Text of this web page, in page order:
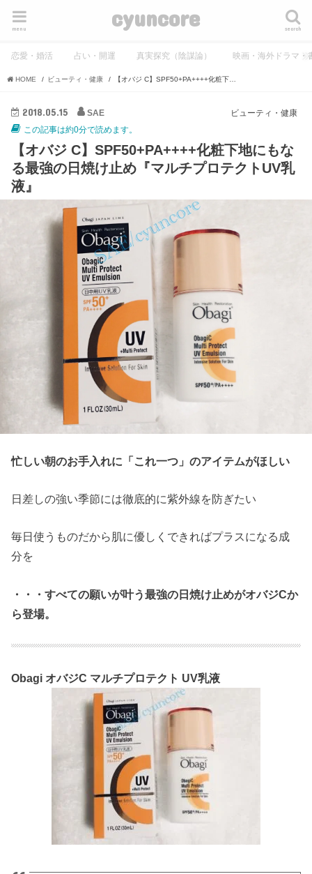
cyuncore search
menu
恋愛・婚活 占い・開運 真実探究（陰謀論） 映画・海外ドラマ・
HOME ビューティ・健康
ビューティ・健康
2018.05.15
SAE
この記事は約0分で読めます。
【オバジ C】SPF50+PA++++化粧下地にもな
る最強の日焼け止め『マルチプロテクトUV乳
液』
忙しい朝のお手入れに「これ一つ」のアイテムがほしい
日差しの強い季節には徹底的に紫外線を防ぎたい
毎日使うものだから肌に優しくできればプラスになる成
分を
・・・すべての願いが叶う最強の日焼け止めがオバジCか
ら登場。
Obagi オバジC マルチプロテクト UV乳液